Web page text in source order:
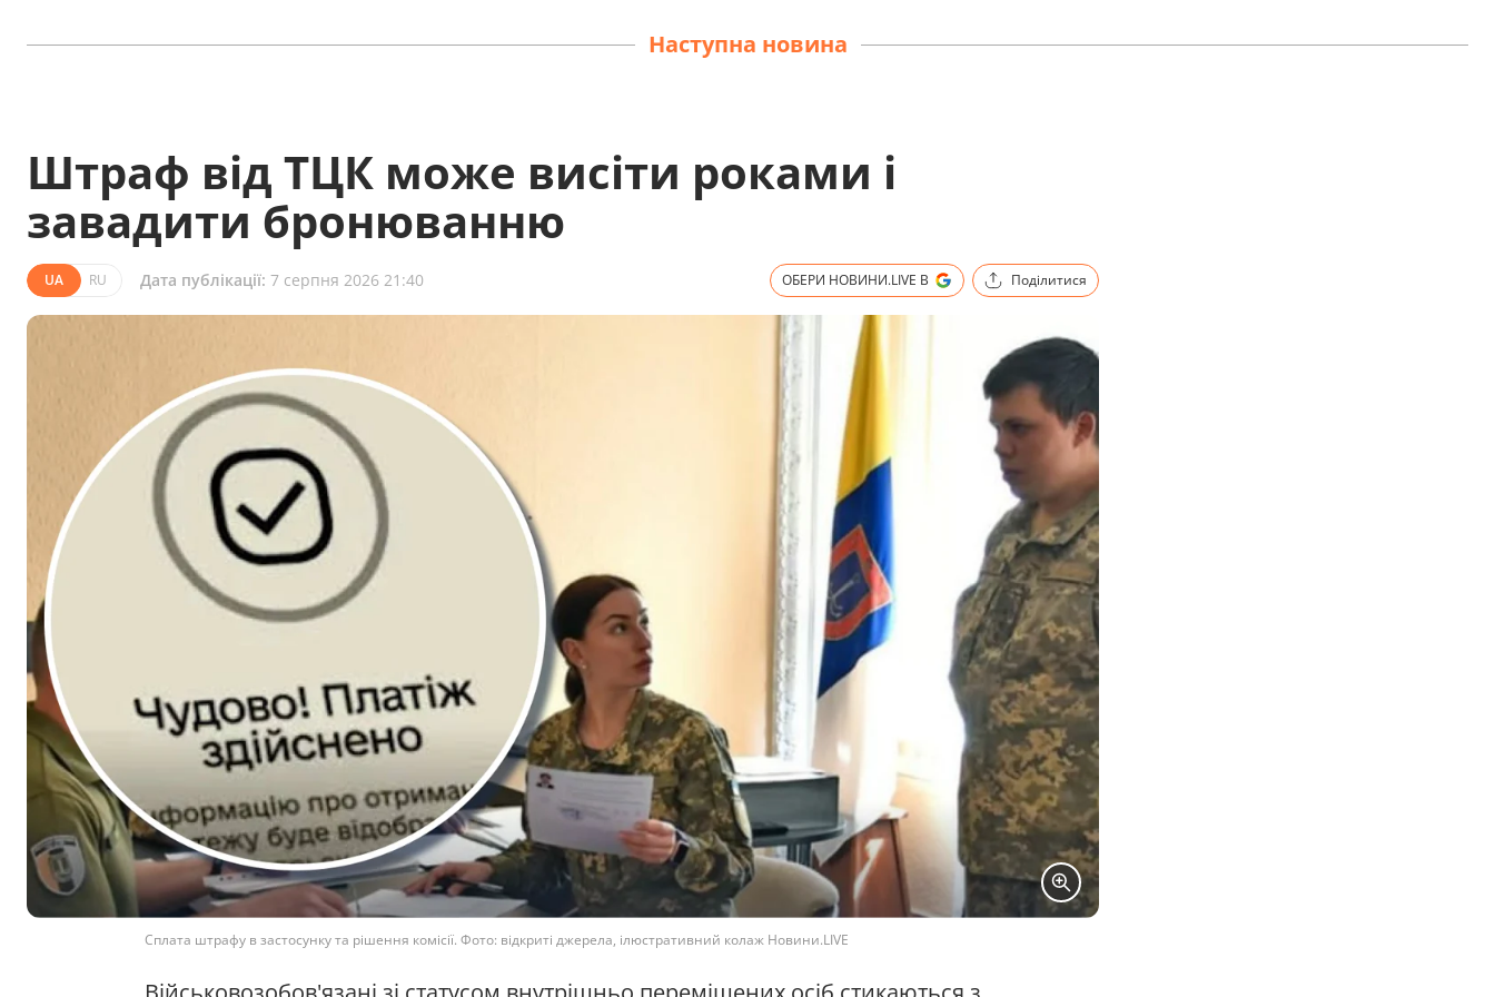
Наступна новина
Штраф від ТЦК може висіти роками і
завадити бронюванню
UA RU Дата публікації: 7 серпня 2026 21:40 ОБЕРИ НОВИНИ.LIVE В Поділитися
Сплата штрафу в застосунку та рішення комісії. Фото: відкриті джерела, ілюстративний колаж Новини.LIVE